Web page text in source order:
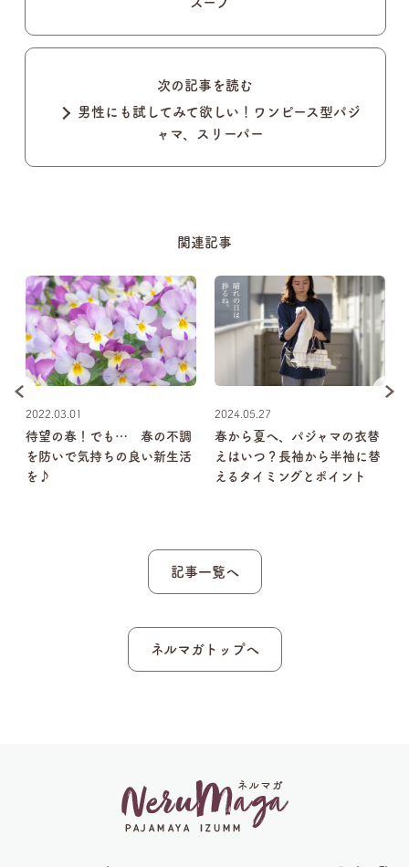
次の記事を読む
男性にも試してみて欲しい！ワンピース型パジ
ャマ、スリーパー
関連記事
2022.03.01
待望の春！でも… 春の不調
を防いで気持ちの良い新生活
を♪
2024.05.27
春から夏へ、パジャマの衣替
えはいつ？長袖から半袖に替
えるタイミングとポイント
記事一覧へ
ネルマガトップへ